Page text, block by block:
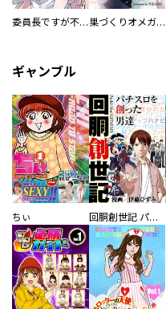
委員長ですが不良になるほど恋してます！ 巣づくりオメガバース
ギャンブル
ちぃ 回胴創世記 パチスロを創った男達